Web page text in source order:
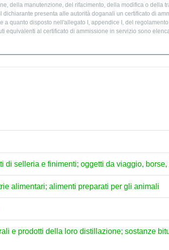
della manutenzione, del rifacimento, della modifica o della
dichiarante presenta alle autorità doganali un certificato di
a quanto disposto nell'allegato I, appendice I, del
equivalenti al certificato di ammissione in servizio sono
di selleria e finimenti; oggetti da viaggio,
alimentari; alimenti preparati per gli animali
e prodotti della loro distillazione; sostanze